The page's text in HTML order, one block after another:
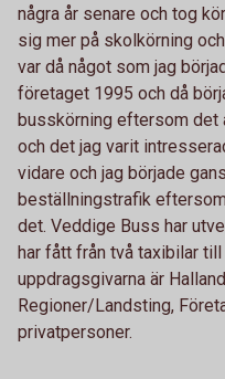
några år senare och tog
sig mer på skolkörning
var då något som jag
företaget 1995 och då
busskörning eftersom det
och det jag varit
vidare och jag började
beställningstrafik
det. Veddige Buss har
har fått från två taxibilar
uppdragsgivarna är
Regioner/Landsting,
privatpersoner.